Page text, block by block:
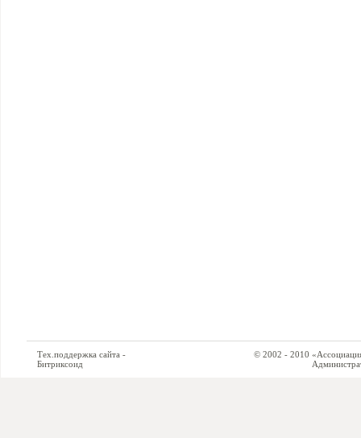
Тех.поддержка сайта -
Битриксоид
© 2002 - 2010 «Ассоциация